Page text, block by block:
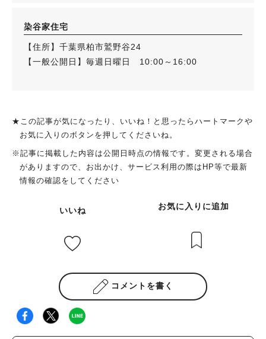
染谷家住宅
【住所】千葉県柏市鷲野谷24
【一般公開日】毎週日曜日 10:00～16:00
★この記事が気になったり、いいね！と思ったらハートマークや
お気に入りのボタンを押してくださいね。
※記事に掲載した内容は公開日時点の情報です。変更される場合
がありますので、お出かけ、サービス利用の際はHP等で最新
情報の確認をしてください
いいね お気に入りに追加
コメントを書く